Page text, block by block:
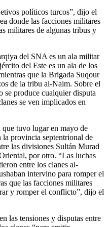
políticos turcos”, dijo el
donde las facciones militares
militares de algunas tribus y
del SNA es un ala militar
del Este es un ala de los
que la Brigada Suqour
de la tribu al-Naim. Sobre el
se produce cualquier disputa
se ven implicados en
tuvo lugar en mayo de
provincia septentrional de
las divisiones Sultán Murad
por otro. “Las luchas
entre los clanes al-
intervino para romper el
que las facciones militares
y romper el conflicto”, dijo el
las tensiones y disputas entre